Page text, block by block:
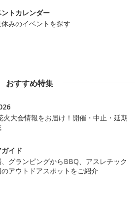
トカレンダー
みのイベントを探す
おすすめ特集
火大会情報をお届け！開催・中止・延期
イド
グランピングからBBQ、アスレチック
アウトドアスポットをご紹介